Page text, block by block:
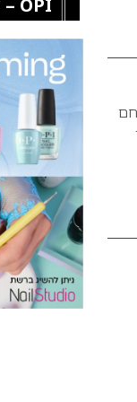
OPI – קולקציית אביב 25